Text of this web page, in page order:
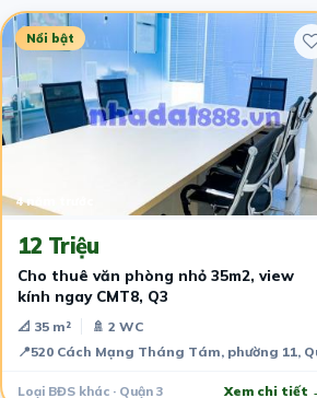
Nổi bật
4 năm trước
12 Triệu
Cho thuê văn phòng nhỏ 35m2, view
kính ngay CMT8, Q3
📐 35 m²
🚿 2 WC
📍520 Cách Mạng Tháng Tám, phường 11,
Loại BĐS khác · Quận 3 Xem chi tiết